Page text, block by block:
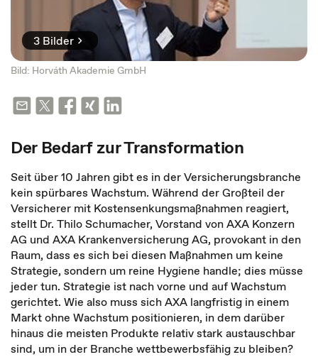
3 Bilder
Bild: Horváth Akademie GmbH
Der Bedarf zur Transformation
Seit über 10 Jahren gibt es in der Versicherungsbranche
kein spürbares Wachstum. Während der Großteil der
Versicherer mit Kostensenkungsmaßnahmen reagiert,
stellt Dr. Thilo Schumacher, Vorstand von AXA Konzern
AG und AXA Krankenversicherung AG, provokant in den
Raum, dass es sich bei diesen Maßnahmen um keine
Strategie, sondern um reine Hygiene handle; dies müsse
jeder tun. Strategie ist nach vorne und auf Wachstum
gerichtet. Wie also muss sich AXA langfristig in einem
Markt ohne Wachstum positionieren, in dem darüber
hinaus die meisten Produkte relativ stark austauschbar
sind, um in der Branche wettbewerbsfähig zu bleiben?